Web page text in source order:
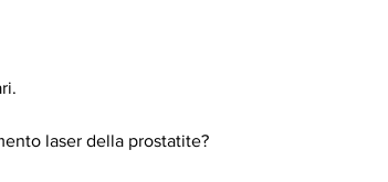
laser della prostatite?